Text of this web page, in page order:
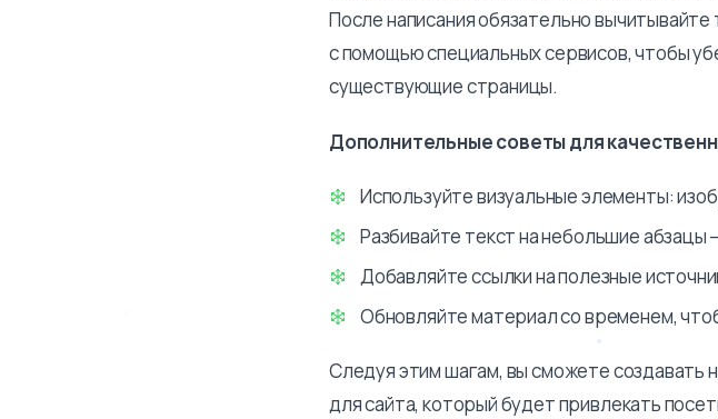
После написания обязательно
с помощью специальных сервисов, чтобы
существующие страницы.
Дополнительные советы для
Используйте визуальные элементы:
Разбивайте текст на небольшие абзацы
Добавляйте ссылки на полезные
Обновляйте материал со временем,
Следуя этим шагам, вы сможете создавать
для сайта, который будет привлекать